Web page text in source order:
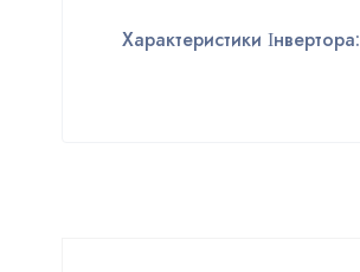
Характеристики Інвертора: